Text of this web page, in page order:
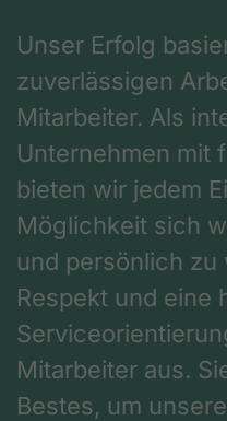
Unser Erfolg
zuverlässigen
Mitarbeiter. Als
Unternehmen mit
bieten wir jedem
Möglichkeit sich
und persönlich zu
Respekt und eine
Mitarbeiter aus.
Bestes, um